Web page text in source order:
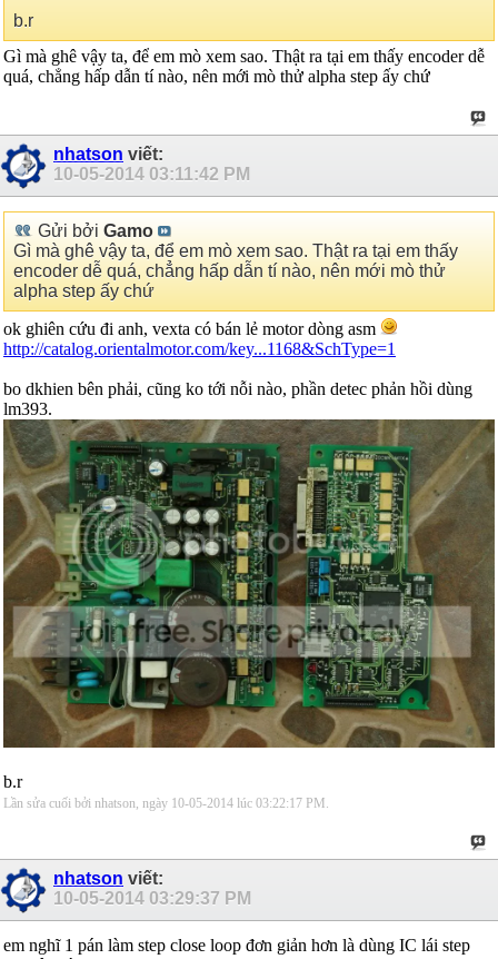
b.r
Gì mà ghê vậy ta, để em mò xem sao. Thật ra tại em thấy encoder dễ
quá, chẳng hấp dẫn tí nào, nên mới mò thử alpha step ấy chứ
nhatson viết:
10-05-2014 03:11:42 PM
Gửi bởi Gamo
Gì mà ghê vậy ta, để em mò xem sao. Thật ra tại em thấy
encoder dễ quá, chẳng hấp dẫn tí nào, nên mới mò thử
alpha step ấy chứ
ok ghiên cứu đi anh, vexta có bán lẻ motor dòng asm
http://catalog.orientalmotor.com/key...1168&SchType=1
bo dkhien bên phải, cũng ko tới nỗi nào, phần detec phản hồi dùng
lm393.
b.r
Lần sửa cuối bởi nhatson, ngày 10-05-2014 lúc 03:22:17 PM.
nhatson viết:
10-05-2014 03:29:37 PM
em nghĩ 1 pán làm step close loop đơn giản hơn là dùng IC lái step